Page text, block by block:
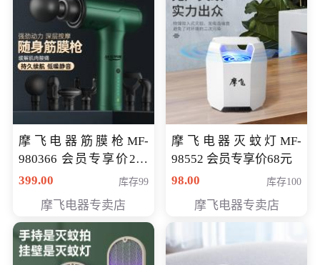
摩飞电器筋膜枪MF-
980366 会员专享价299
元
399.00 库存99
摩飞电器专卖店
摩飞电器灭蚊灯MF-
98552 会员专享价68元
98.00
库存100
摩飞电器专卖店